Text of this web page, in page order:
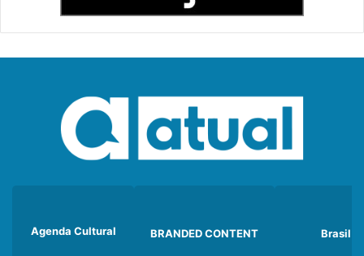
Agenda Cultural BRANDED CONTENT Brasil